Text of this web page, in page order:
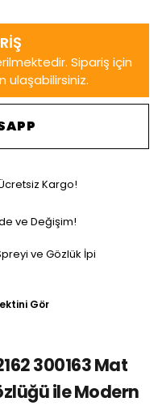
Kargo!
ve Değişim!
ve Gözlük İpi
Gör
300163 Mat
ile Modern